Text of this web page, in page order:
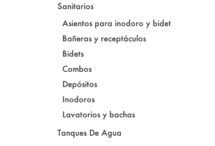
Sanitarios
Asientos para inodoro y bidet
Bañeras y receptáculos
Bidets
Combos
Depósitos
Inodoros
Lavatorios y bachas
Tanques De Agua